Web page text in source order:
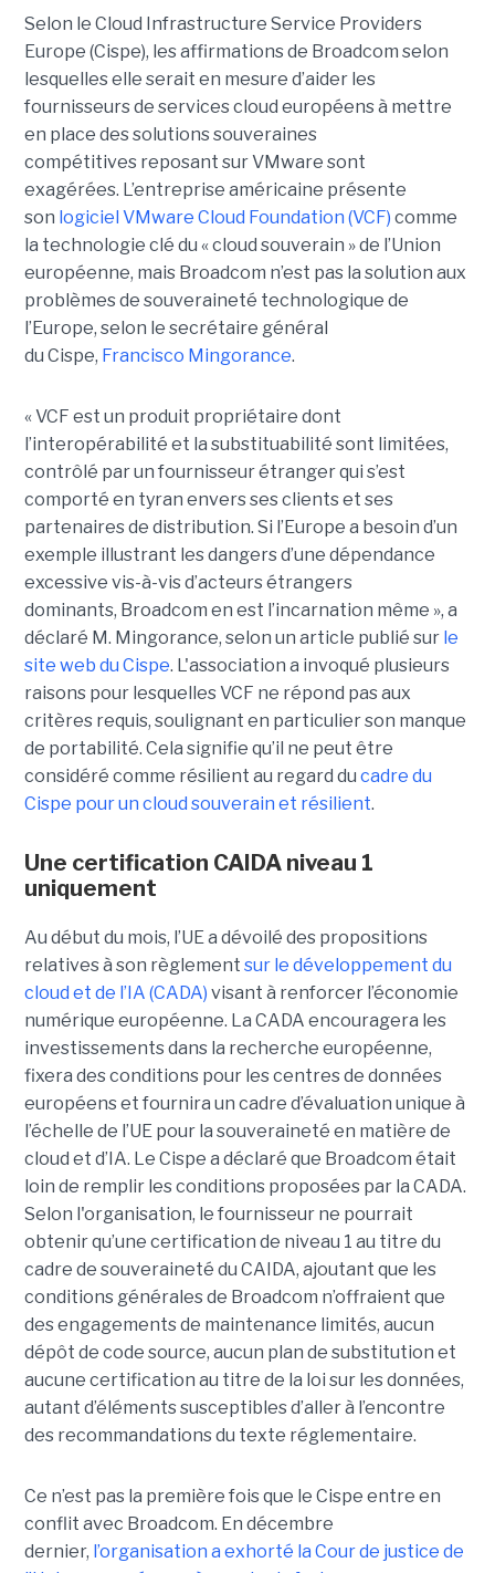
Selon le Cloud Infrastructure Service Providers
Europe (Cispe), les affirmations de Broadcom selon
lesquelles elle serait en mesure d’aider les
fournisseurs de services cloud européens à mettre
en place des solutions souveraines
compétitives reposant sur VMware sont
exagérées. L’entreprise américaine présente
son logiciel VMware Cloud Foundation (VCF) comme
la technologie clé du « cloud souverain » de l’Union
européenne, mais Broadcom n’est pas la solution aux
problèmes de souveraineté technologique de
l’Europe, selon le secrétaire général
du Cispe, Francisco Mingorance.
« VCF est un produit propriétaire dont
l’interopérabilité et la substituabilité sont limitées,
contrôlé par un fournisseur étranger qui s’est
comporté en tyran envers ses clients et ses
partenaires de distribution. Si l’Europe a besoin d’un
exemple illustrant les dangers d’une dépendance
excessive vis-à-vis d’acteurs étrangers
dominants, Broadcom en est l’incarnation même », a
déclaré M. Mingorance, selon un article publié sur le
site web du Cispe. L'association a invoqué plusieurs
raisons pour lesquelles VCF ne répond pas aux
critères requis, soulignant en particulier son manque
de portabilité. Cela signifie qu’il ne peut être
considéré comme résilient au regard du cadre du
Cispe pour un cloud souverain et résilient.
Une certification CAIDA niveau 1
uniquement
Au début du mois, l’UE a dévoilé des propositions
relatives à son règlement sur le développement du
cloud et de l’IA (CADA) visant à renforcer l’économie
numérique européenne. La CADA encouragera les
investissements dans la recherche européenne,
fixera des conditions pour les centres de données
européens et fournira un cadre d’évaluation unique à
l’échelle de l’UE pour la souveraineté en matière de
cloud et d’IA. Le Cispe a déclaré que Broadcom était
loin de remplir les conditions proposées par la CADA.
Selon l'organisation, le fournisseur ne pourrait
obtenir qu’une certification de niveau 1 au titre du
cadre de souveraineté du CAIDA, ajoutant que les
conditions générales de Broadcom n’offraient que
des engagements de maintenance limités, aucun
dépôt de code source, aucun plan de substitution et
aucune certification au titre de la loi sur les données,
autant d’éléments susceptibles d’aller à l’encontre
des recommandations du texte réglementaire.
Ce n’est pas la première fois que le Cispe entre en
conflit avec Broadcom. En décembre
dernier, l’organisation a exhorté la Cour de justice de